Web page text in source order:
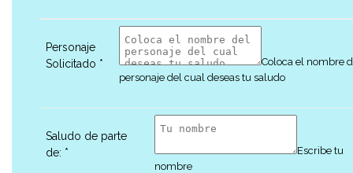
Personaje
Solicitado *
Coloca el nombre
personaje del cual deseas tu saludo
Saludo de parte
de: *
Escribe tu
nombre